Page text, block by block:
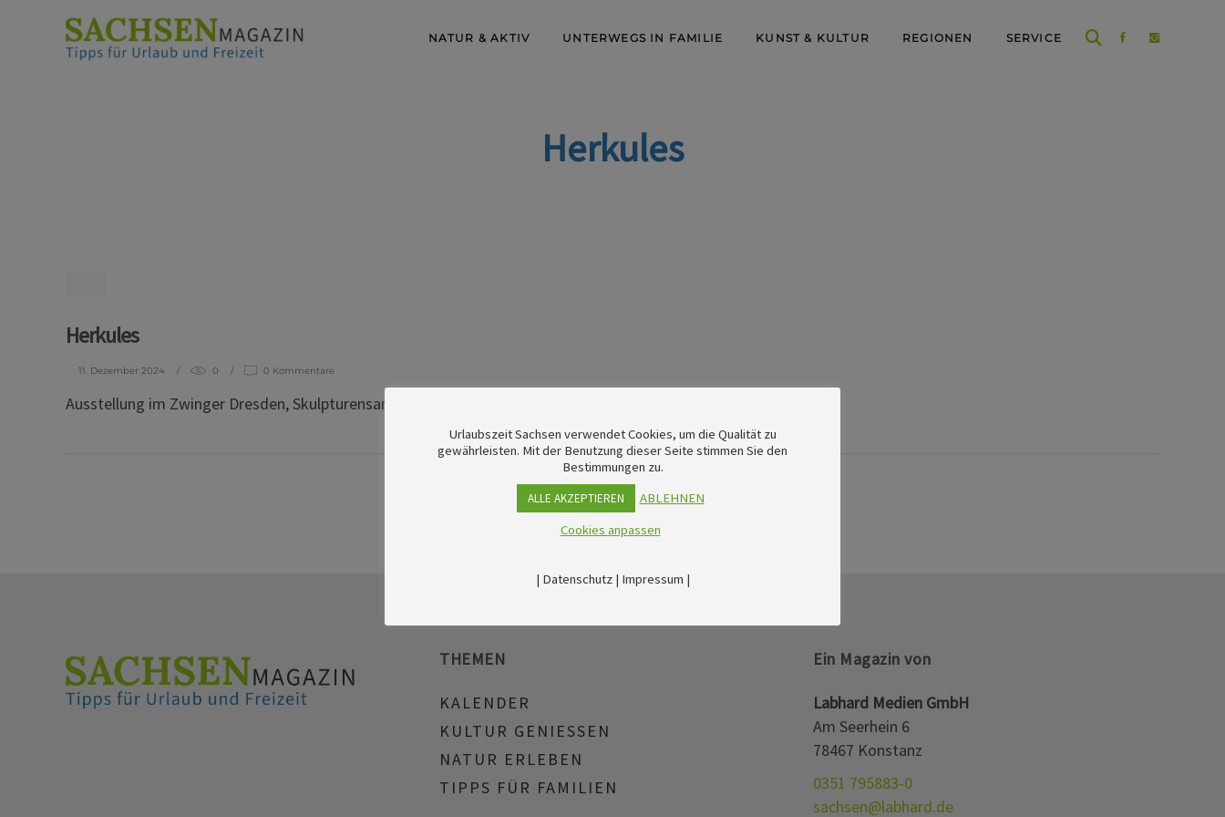
NATUR & AKTIV UNTERWEGS IN FAMILIE KUNST & KULTUR REGIONEN SERVICE
Herkules
Herkules
11. Dezember 2024 0 0 Kommentare
Ausstellung im Zwinger Dresden, Skulpturensammlung
THEMEN
KALENDER
KULTUR GENIESSEN
NATUR ERLEBEN
TIPPS FÜR FAMILIEN
Ein Magazin von
Labhard Medien GmbH
Am Seerhein 6
78467 Konstanz
0351 795883-0
sachsen@labhard.de
Urlaubszeit Sachsen verwendet Cookies, um die Qualität zu
gewährleisten. Mit der Benutzung dieser Seite stimmen Sie den
Bestimmungen zu.
ALLE AKZEPTIEREN
ABLEHNEN
Cookies anpassen
| Datenschutz| Impressum |